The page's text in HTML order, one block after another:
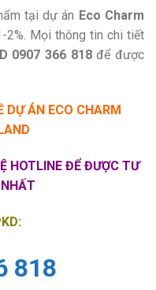
tại dự án Eco Charm
Mọi thông tin chi tiết
0907 366 818để được
DỰ ÁN ECO CHARM
HOTLINE ĐỂ ĐƯỢC TƯ
818